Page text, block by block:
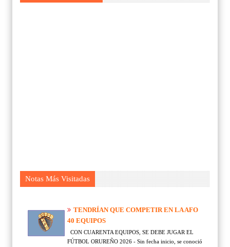
Notas Más Visitadas
TENDRÍAN QUE COMPETIR EN LA AFO
40 EQUIPOS
CON CUARENTA EQUIPOS, SE DEBE JUGAR EL
FÚTBOL ORUREÑO 2026 - Sin fecha inicio, se conoció